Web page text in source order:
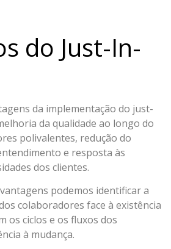
do Just-In-
da implementação do just-
da qualidade ao longo do
polivalentes, redução do
e resposta às
dos clientes.
podemos identificar a
colaboradores face à existência
os ciclos e os fluxos dos
à mudança.